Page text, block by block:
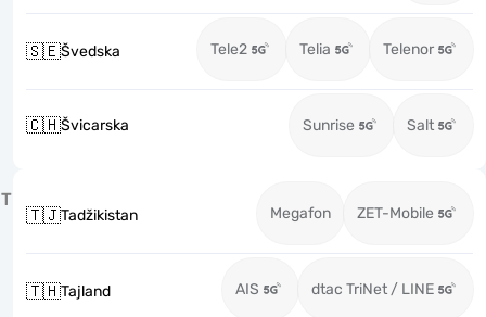
🇸🇪Švedska Tele2 Telia Telenor
🇨🇭Švicarska Sunrise Salt
T
🇹🇯Tadžikistan Megafon ZET-Mobile
🇹🇭Tajland AIS dtac TriNet / LINE